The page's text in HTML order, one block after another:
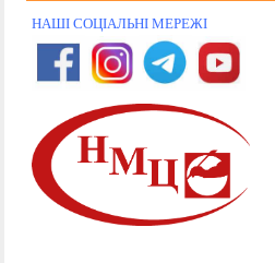
НАШІ СОЦІАЛЬНІ МЕРЕЖІ